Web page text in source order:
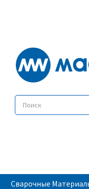
Сварочные